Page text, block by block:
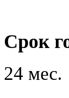
Срок
24 мес.